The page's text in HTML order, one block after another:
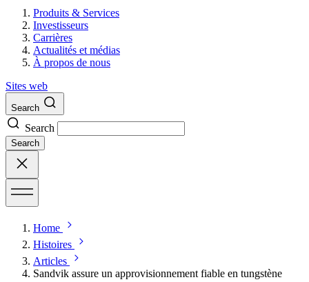
Produits & Services
Investisseurs
Carrières
Actualités et médias
À propos de nous
Sites web
Search
Search
Search
Home
Histoires
Articles
Sandvik assure un approvisionnement fiable en tungstène